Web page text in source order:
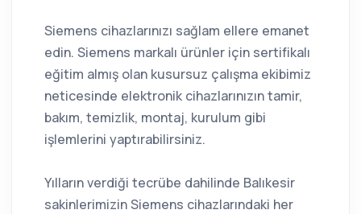
Siemens cihazlarınızı sağlam ellere emanet
edin. Siemens markalı ürünler için sertifikalı
eğitim almış olan kusursuz çalışma ekibimiz
neticesinde elektronik cihazlarınızın tamir,
bakım, temizlik, montaj, kurulum gibi
işlemlerini yaptırabilirsiniz.
Yılların verdiği tecrübe dahilinde Balıkesir
sakinlerimizin Siemens cihazlarındaki her